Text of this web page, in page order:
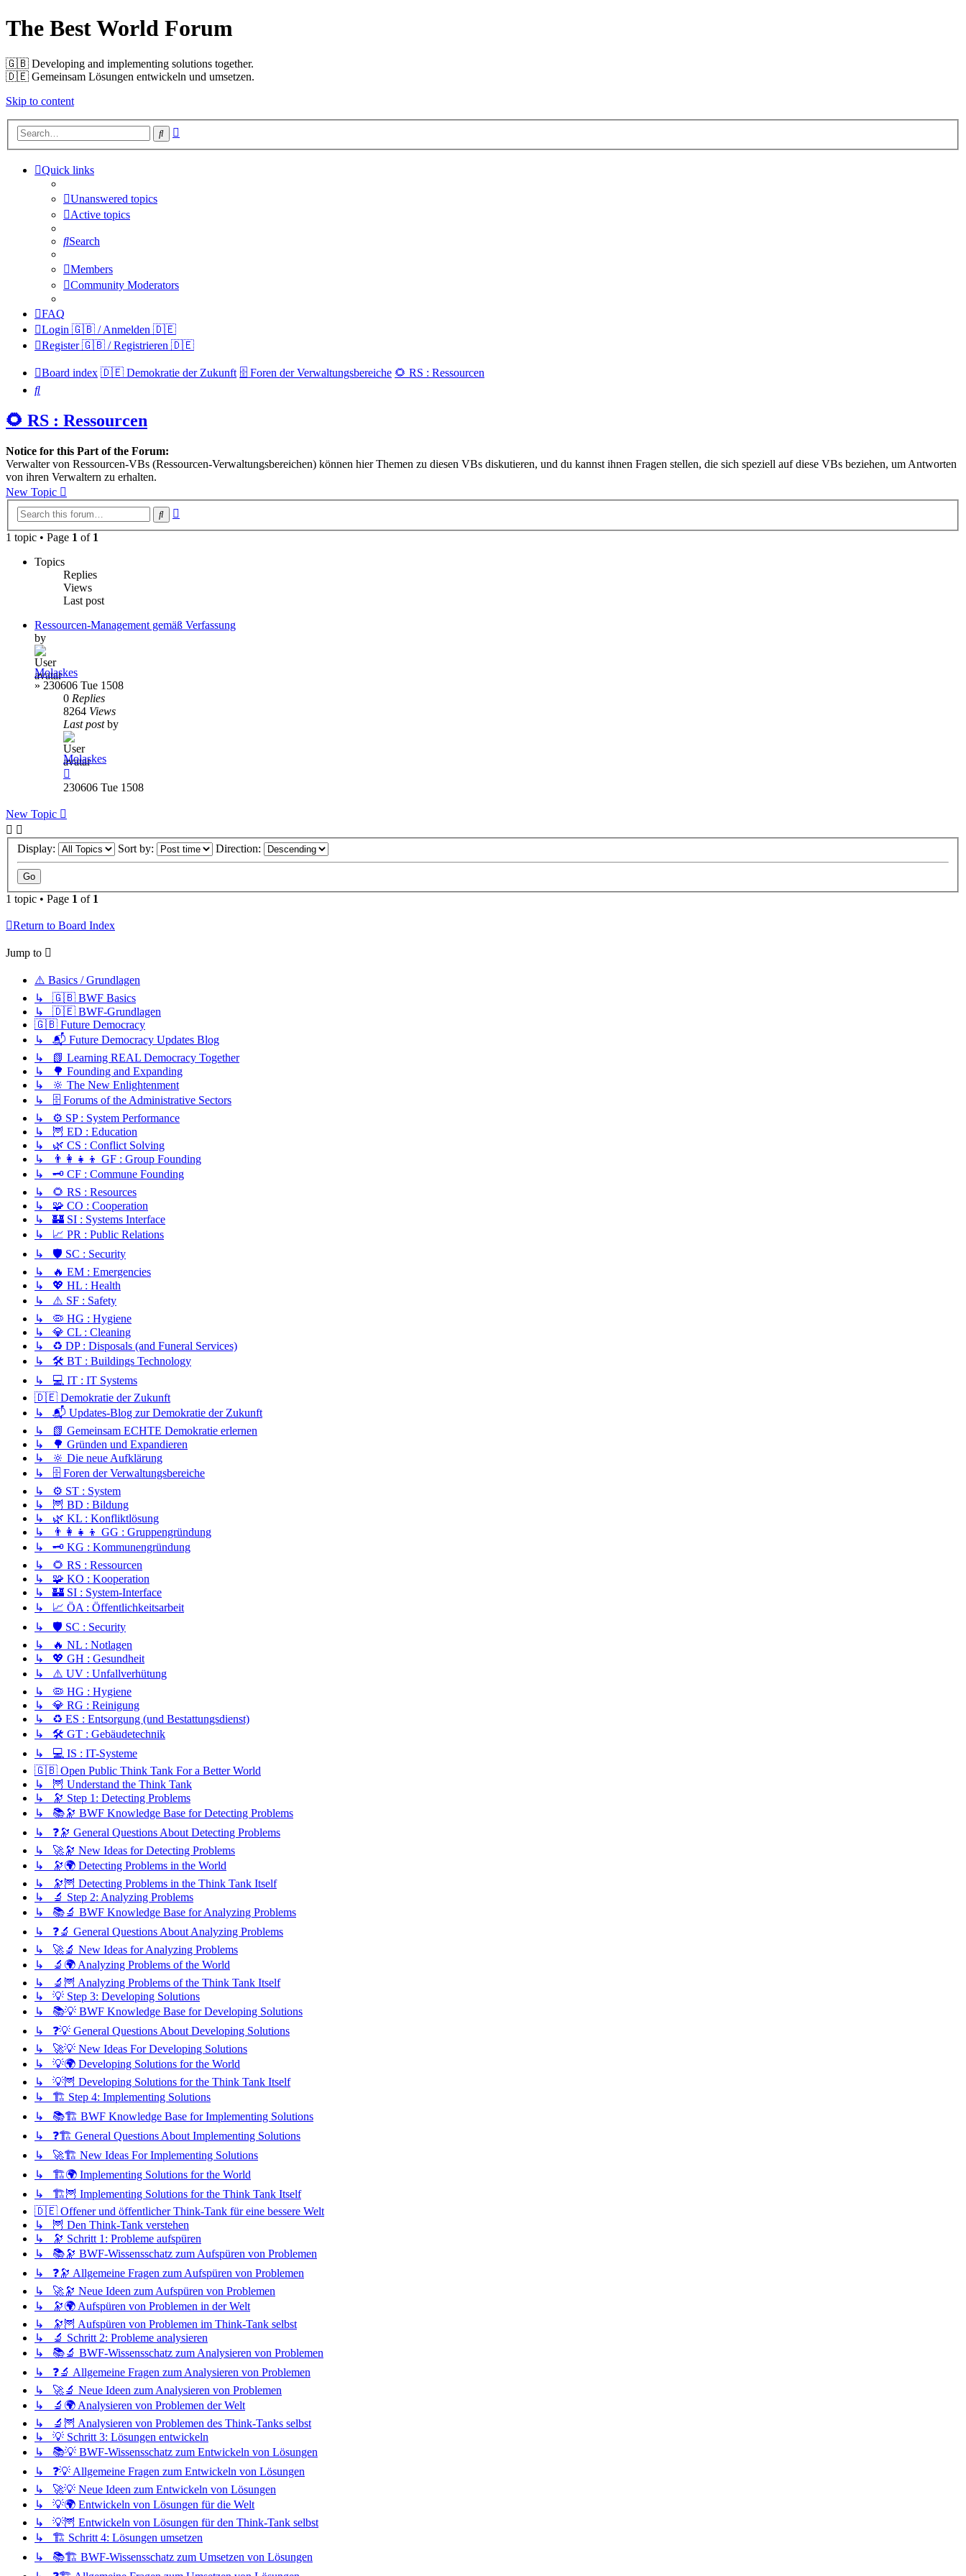
The Best World Forum
🇬🇧️ Developing and implementing solutions together.
🇩🇪️ Gemeinsam Lösungen entwickeln und umsetzen.
Skip to content
Search
Quick links
Unanswered topics
Active topics
Search
Members
Community Moderators
FAQ
Login 🇬🇧 / Anmelden 🇩🇪
Register 🇬🇧 / Registrieren 🇩🇪
Board index 🇩🇪 Demokratie der Zukunft 🗄️ Foren der Verwaltungsbereiche 🌻 RS : Ressourcen
Search
🌻 RS : Ressourcen
Notice for this Part of the Forum:
Verwalter von Ressourcen-VBs (Ressourcen-Verwaltungsbereichen) können hier Themen zu diesen VBs diskutieren, und du kannst ihnen Fragen stellen, die sich speziell auf diese VBs beziehen, um Antworten
von ihren Verwaltern zu erhalten.
New Topic
Search
1 topic • Page 1 of 1
Topics
Replies
Views
Last post
Ressourcen-Management gemäß Verfassung
by
Molaskes
» 230606 Tue 1508
0 Replies
8264 Views
Last postby
Molaskes
230606 Tue 1508
New Topic
Display: Sort by: Direction:
1 topic • Page 1 of 1
Return to Board Index
Jump to
⚠️ Basics / Grundlagen
↳ 🇬🇧 BWF Basics
↳ 🇩🇪 BWF-Grundlagen
🇬🇧 Future Democracy
↳ 📬 Future Democracy Updates Blog
↳ 📗 Learning REAL Democracy Together
↳ 🌳 Founding and Expanding
↳ 🔆 The New Enlightenment
↳ 🗄️ Forums of the Administrative Sectors
↳ ⚙️ SP : System Performance
↳ 🦉 ED : Education
↳ 🌿 CS : Conflict Solving
↳ 👨‍👩‍👧‍👦 GF : Group Founding
↳ 🗝️ CF : Commune Founding
↳ 🌻 RS : Resources
↳ 🧩 CO : Cooperation
↳ 🏰 SI : Systems Interface
↳ 📈 PR : Public Relations
↳ 🛡️ SC : Security
↳ 🔥 EM : Emergencies
↳ 💖 HL : Health
↳ ⚠️ SF : Safety
↳ 🦠 HG : Hygiene
↳ 💎 CL : Cleaning
↳ ♻️ DP : Disposals (and Funeral Services)
↳ 🛠️ BT : Buildings Technology
↳ 💻 IT : IT Systems
🇩🇪 Demokratie der Zukunft
↳ 📬 Updates-Blog zur Demokratie der Zukunft
↳ 📗 Gemeinsam ECHTE Demokratie erlernen
↳ 🌳 Gründen und Expandieren
↳ 🔆 Die neue Aufklärung
↳ 🗄️ Foren der Verwaltungsbereiche
↳ ⚙️ ST : System
↳ 🦉 BD : Bildung
↳ 🌿 KL : Konfliktlösung
↳ 👨‍👩‍👧‍👦 GG : Gruppengründung
↳ 🗝️ KG : Kommunengründung
↳ 🌻 RS : Ressourcen
↳ 🧩 KO : Kooperation
↳ 🏰 SI : System-Interface
↳ 📈 ÖA : Öffentlichkeitsarbeit
↳ 🛡️ SC : Security
↳ 🔥 NL : Notlagen
↳ 💖 GH : Gesundheit
↳ ⚠️ UV : Unfallverhütung
↳ 🦠 HG : Hygiene
↳ 💎 RG : Reinigung
↳ ♻️ ES : Entsorgung (und Bestattungsdienst)
↳ 🛠️ GT : Gebäudetechnik
↳ 💻 IS : IT-Systeme
🇬🇧 Open Public Think Tank For a Better World
↳ 🦉 Understand the Think Tank
↳ 🔭 Step 1: Detecting Problems
↳ 📚🔭 BWF Knowledge Base for Detecting Problems
↳ ❓🔭 General Questions About Detecting Problems
↳ 🚀🔭 New Ideas for Detecting Problems
↳ 🔭🌍 Detecting Problems in the World
↳ 🔭🦉 Detecting Problems in the Think Tank Itself
↳ 🔬 Step 2: Analyzing Problems
↳ 📚🔬 BWF Knowledge Base for Analyzing Problems
↳ ❓🔬 General Questions About Analyzing Problems
↳ 🚀🔬 New Ideas for Analyzing Problems
↳ 🔬🌍 Analyzing Problems of the World
↳ 🔬🦉 Analyzing Problems of the Think Tank Itself
↳ 💡 Step 3: Developing Solutions
↳ 📚💡 BWF Knowledge Base for Developing Solutions
↳ ❓💡 General Questions About Developing Solutions
↳ 🚀💡 New Ideas For Developing Solutions
↳ 💡🌍 Developing Solutions for the World
↳ 💡🦉 Developing Solutions for the Think Tank Itself
↳ 🏗️ Step 4: Implementing Solutions
↳ 📚🏗️ BWF Knowledge Base for Implementing Solutions
↳ ❓🏗️ General Questions About Implementing Solutions
↳ 🚀🏗️ New Ideas For Implementing Solutions
↳ 🏗️🌍 Implementing Solutions for the World
↳ 🏗️🦉 Implementing Solutions for the Think Tank Itself
🇩🇪 Offener und öffentlicher Think-Tank für eine bessere Welt
↳ 🦉 Den Think-Tank verstehen
↳ 🔭 Schritt 1: Probleme aufspüren
↳ 📚🔭 BWF-Wissensschatz zum Aufspüren von Problemen
↳ ❓🔭 Allgemeine Fragen zum Aufspüren von Problemen
↳ 🚀🔭 Neue Ideen zum Aufspüren von Problemen
↳ 🔭🌍 Aufspüren von Problemen in der Welt
↳ 🔭🦉 Aufspüren von Problemen im Think-Tank selbst
↳ 🔬 Schritt 2: Probleme analysieren
↳ 📚🔬 BWF-Wissensschatz zum Analysieren von Problemen
↳ ❓🔬 Allgemeine Fragen zum Analysieren von Problemen
↳ 🚀🔬 Neue Ideen zum Analysieren von Problemen
↳ 🔬🌍 Analysieren von Problemen der Welt
↳ 🔬🦉 Analysieren von Problemen des Think-Tanks selbst
↳ 💡 Schritt 3: Lösungen entwickeln
↳ 📚💡 BWF-Wissensschatz zum Entwickeln von Lösungen
↳ ❓💡 Allgemeine Fragen zum Entwickeln von Lösungen
↳ 🚀💡 Neue Ideen zum Entwickeln von Lösungen
↳ 💡🌍 Entwickeln von Lösungen für die Welt
↳ 💡🦉 Entwickeln von Lösungen für den Think-Tank selbst
↳ 🏗️ Schritt 4: Lösungen umsetzen
↳ 📚🏗️ BWF-Wissensschatz zum Umsetzen von Lösungen